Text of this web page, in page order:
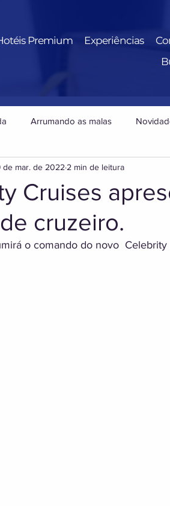
Premium Experiências
Arrumando as malas
Cruises
cruzeiro.
de mar. de 2022 2 min de leitura
o comando do novo